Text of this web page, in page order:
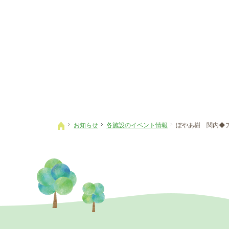
ホーム
お知らせ 各施設のイベント情報 ぼやあ樹 関内◆